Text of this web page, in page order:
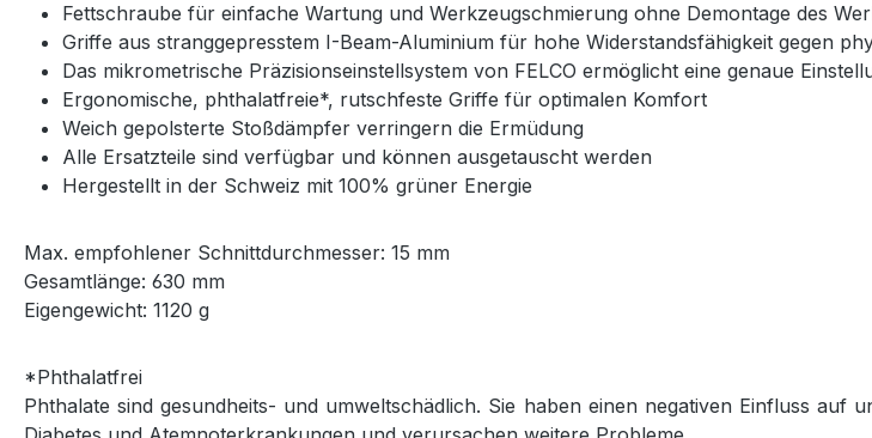
Fettschraube für einfache Wartung und Werkzeugschmierung ohne Demontage des
Griffe aus stranggepresstem I-Beam-Aluminium für hohe Widerstandsfähigkeit gegen
Das mikrometrische Präzisionseinstellsystem von FELCO ermöglicht eine genaue
Ergonomische, phthalatfreie*, rutschfeste Griffe für optimalen Komfort
Weich gepolsterte Stoßdämpfer verringern die Ermüdung
Alle Ersatzteile sind verfügbar und können ausgetauscht werden
Hergestellt in der Schweiz mit 100% grüner Energie
Max. empfohlener Schnittdurchmesser: 15 mm
Gesamtlänge: 630 mm
Eigengewicht: 1120 g
*Phthalatfrei
Phthalate sind gesundheits- und umweltschädlich. Sie haben einen negativen Einfluss